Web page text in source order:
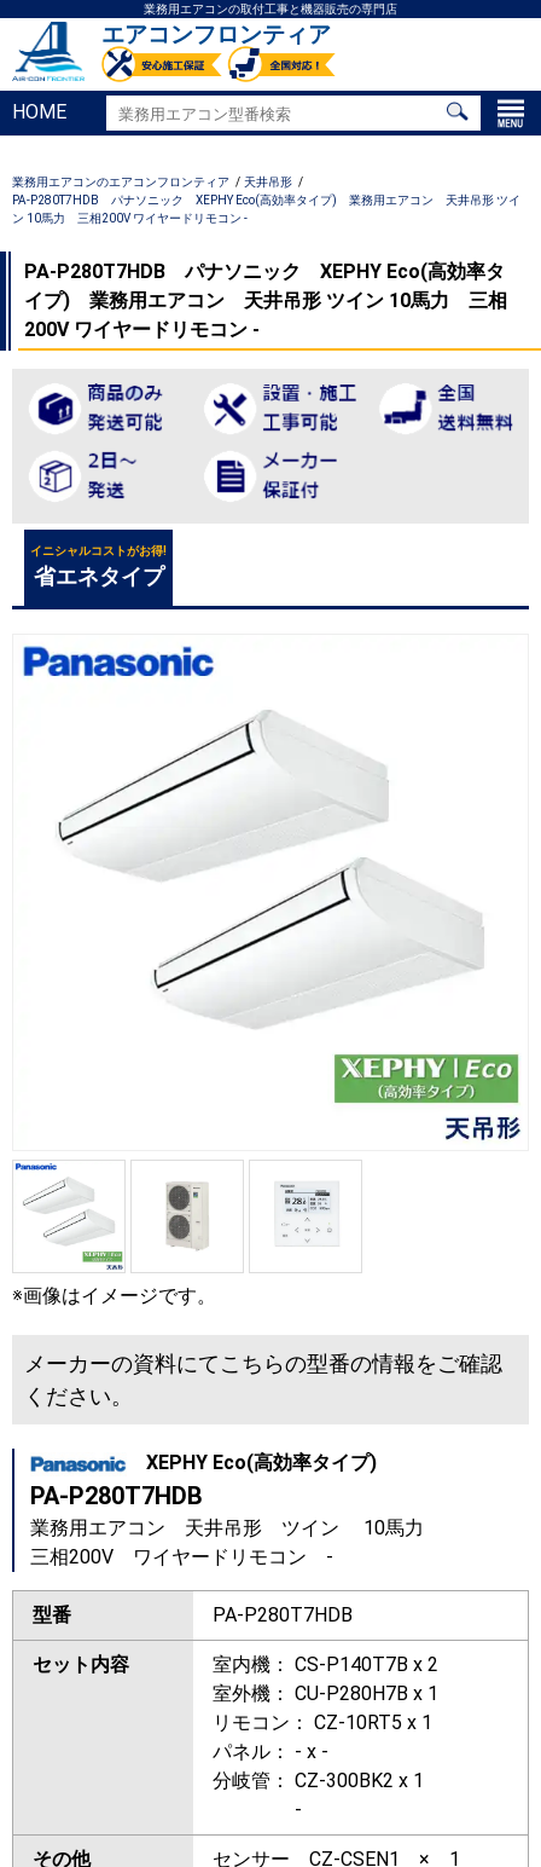
業務用エアコンの取付工事と機器販売の専門店
エアコンフロンティア
HOME
業務用エアコンのエアコンフロンティア
天井吊形
PA-P280T7HDB パナソニック XEPHY Eco(高効率タイプ) 業務用エアコン 天井吊形 ツイ
ン 10馬力 三相200V ワイヤードリモコン -
PA-P280T7HDB パナソニック XEPHY Eco(高効率タ
イプ) 業務用エアコン 天井吊形 ツイン 10馬力 三相
200V ワイヤードリモコン -
イニシャルコストがお得!
省エネタイプ
※画像はイメージです。
メーカーの資料にてこちらの型番の情報をご確認
ください。
XEPHY Eco(高効率タイプ)
PA-P280T7HDB
業務用エアコン 天井吊形 ツイン 10馬力
三相200V ワイヤードリモコン -
型番 PA-P280T7HDB
セット内容
室内機： CS-P140T7B x 2
室外機： CU-P280H7B x 1
リモコン： CZ-10RT5 x 1
パネル： - x -
分岐管： CZ-300BK2 x 1
-
その他 センサー CZ-CSEN1 × 1